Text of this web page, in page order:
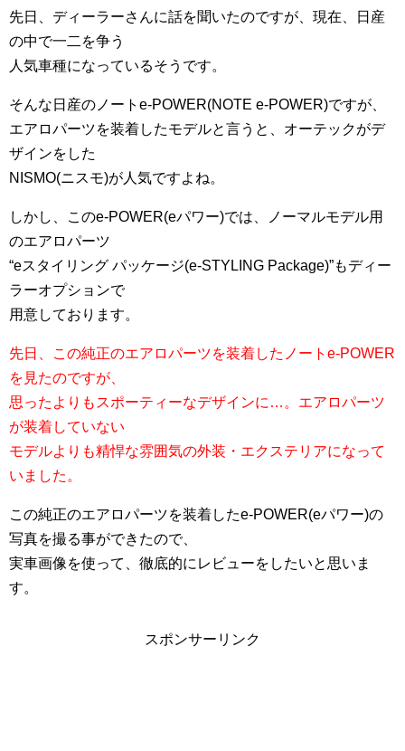
先日、ディーラーさんに話を聞いたのですが、現在、日産
の中で一二を争う
人気車種になっているそうです。
そんな日産のノートe-POWER(NOTE e-POWER)ですが、
エアロパーツを装着したモデルと言うと、オーテックがデ
ザインをした
NISMO(ニスモ)が人気ですよね。
しかし、このe-POWER(eパワー)では、ノーマルモデル用
のエアロパーツ
“eスタイリング パッケージ(e-STYLING Package)”もディー
ラーオプションで
用意しております。
先日、この純正のエアロパーツを装着したノートe-POWER
を見たのですが、
思ったよりもスポーティーなデザインに…。エアロパーツ
が装着していない
モデルよりも精悍な雰囲気の外装・エクステリアになって
いました。
この純正のエアロパーツを装着したe-POWER(eパワー)の
写真を撮る事ができたので、
実車画像を使って、徹底的にレビューをしたいと思いま
す。
スポンサーリンク